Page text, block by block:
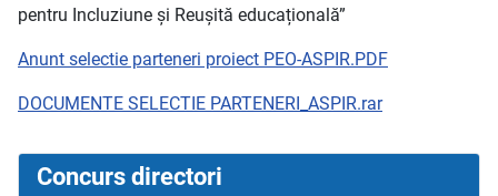
pentru Incluziune și Reușită educațională”
Anunt selectie parteneri proiect PEO-ASPIR.PDF
DOCUMENTE SELECTIE PARTENERI_ASPIR.rar
Concurs directori